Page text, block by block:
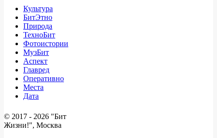
Культура
БитЭтно
Природа
ТехноБит
Фотоистории
МузБит
Аспект
Главред
Оперативно
Места
Дата
© 2017 - 2026 "Бит
Жизни!", Москва